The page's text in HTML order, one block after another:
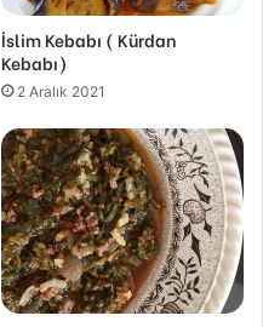
İslim Kebabı ( Kürdan
Kebabı)
2 Aralık 2021